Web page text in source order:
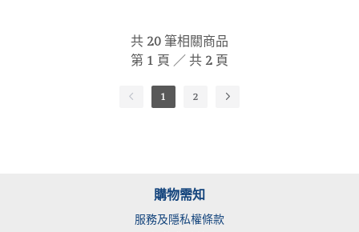
共 20筆相關商品
第 1 頁 ／ 共 2頁
1 2
購物需知
服務及隱私權條款